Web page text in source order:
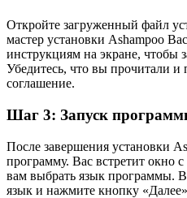
Откройте загруженный файл
мастер установки Ashampoo
инструкциям на экране, чтобы
Убедитесь, что вы прочитали
соглашение.
Шаг 3: Запуск
После завершения установки
программу. Вас встретит окно
вам выбрать язык программы.
язык и нажмите кнопку